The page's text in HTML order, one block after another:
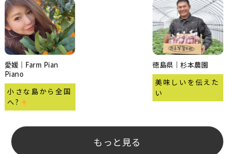
愛媛｜Farm Pian
Piano
小さな島から全国
へ?
徳島県｜杉本農園
美味しいを伝えた
い
もっと見る